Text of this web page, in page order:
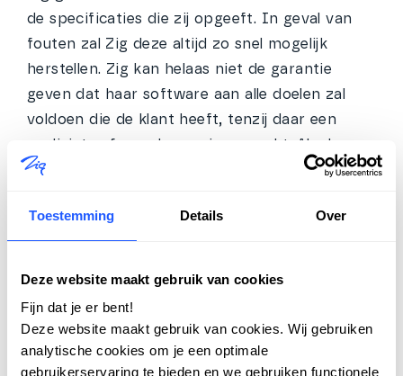
Toestemming Details Over
Deze website maakt gebruik van cookies
Fijn dat je er bent!
Deze website maakt gebruik van cookies. Wij gebruiken
analytische cookies om je een optimale
gebruikerservaring te bieden en we gebruiken functionele
de specificaties die zij opgeeft. In geval van
fouten zal Zig deze altijd zo snel mogelijk
herstellen. Zig kan helaas niet de garantie
geven dat haar software aan alle doelen zal
voldoen die de klant heeft, tenzij daar een
expliciete afspraak over is gemaakt. Als deze
doelen kenbaar worden gemaakt, wil Zig daar
grote zorg aan een juiste werking van haar
software en een correcte uitvoering van haar
klant tot schade leiden.
3.1 Aansprakelijkheid